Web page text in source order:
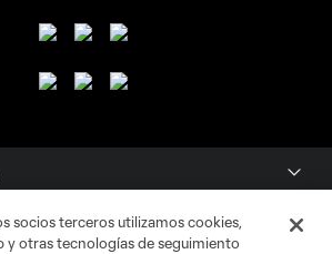
socios terceros utilizamos cookies,
y otras tecnologías de seguimiento